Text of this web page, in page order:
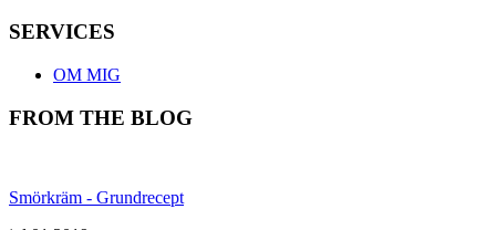
SERVICES
OM MIG
FROM THE BLOG
Smörkräm - Grundrecept